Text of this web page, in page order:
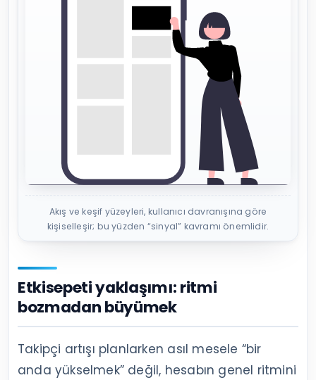
Akış ve keşif yüzeyleri, kullanıcı davranışına göre
kişiselleşir; bu yüzden “sinyal” kavramı önemlidir.
Etkisepeti yaklaşımı: ritmi
bozmadan büyümek
Takipçi artışı planlarken asıl mesele “bir
anda yükselmek” değil, hesabın genel ritmini